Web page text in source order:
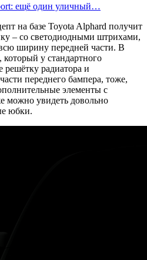
ещё один уличный…
на базе Toyota Alphard получит
– со светодиодными штрихами,
ширину передней части. В
который у стандартного
решётку радиатора и
переднего бампера, тоже,
элементы с
увидеть довольно
юбки.